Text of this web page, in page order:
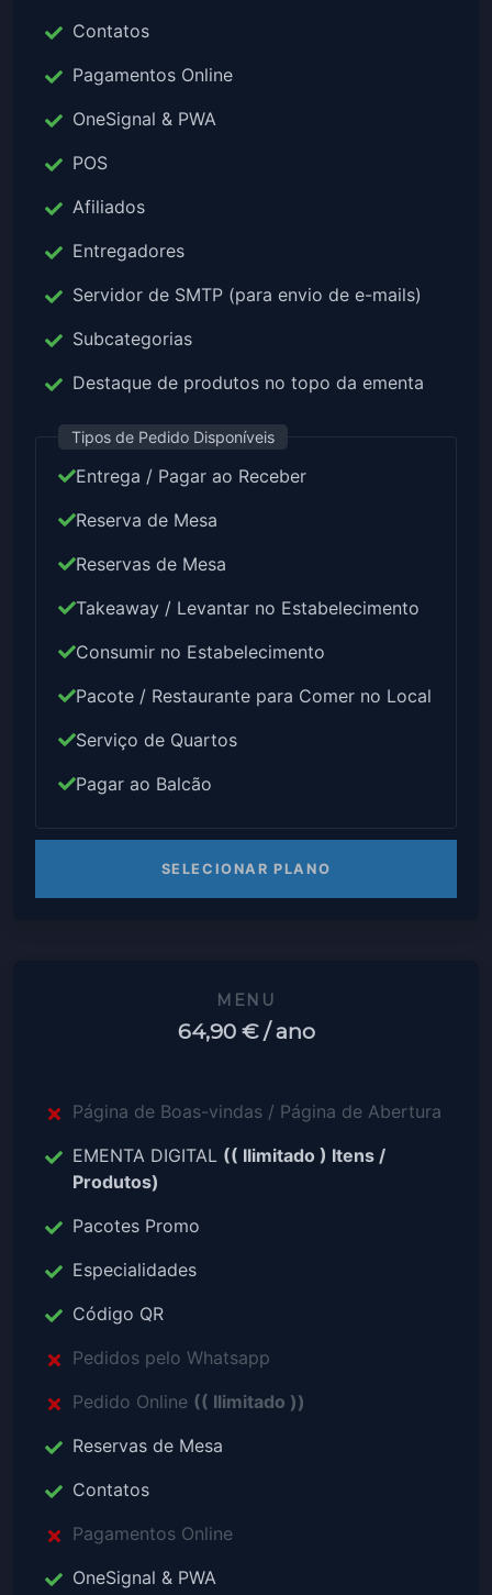
Contatos
Pagamentos Online
OneSignal & PWA
POS
Afiliados
Entregadores
Servidor de SMTP (para envio de e-mails)
Subcategorias
Destaque de produtos no topo da ementa
Tipos de Pedido Disponíveis
Entrega / Pagar ao Receber
Reserva de Mesa
Reservas de Mesa
Takeaway / Levantar no Estabelecimento
Consumir no Estabelecimento
Pacote / Restaurante para Comer no Local
Serviço de Quartos
Pagar ao Balcão
SELECIONAR PLANO
MENU
64,90 €/ ano
Página de Boas-vindas / Página de Abertura
EMENTA DIGITAL (( Ilimitado ) Itens /
Produtos)
Pacotes Promo
Especialidades
Código QR
Pedidos pelo Whatsapp
Pedido Online (( Ilimitado ))
Reservas de Mesa
Contatos
Pagamentos Online
OneSignal & PWA